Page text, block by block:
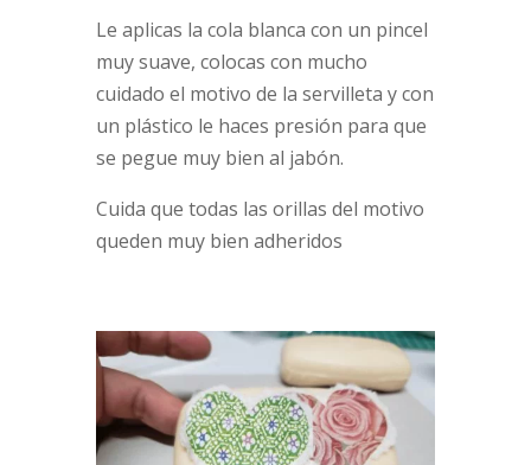
Le aplicas la cola blanca con un pincel
muy suave, colocas con mucho
cuidado el motivo de la servilleta y con
un plástico le haces presión para que
se pegue muy bien al jabón.
Cuida que todas las orillas del motivo
queden muy bien adheridos